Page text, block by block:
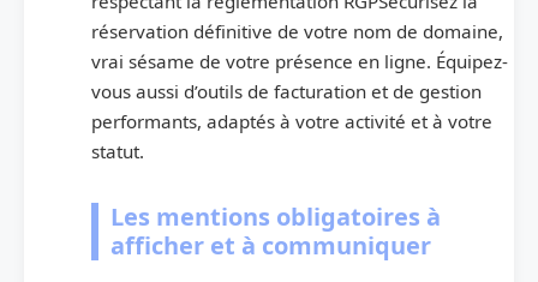
réservation définitive de votre nom de domaine,
vrai sésame de votre présence en ligne. Équipez-
vous aussi d’outils de facturation et de gestion
performants, adaptés à votre activité et à votre
statut.
Les mentions obligatoires à
afficher et à communiquer